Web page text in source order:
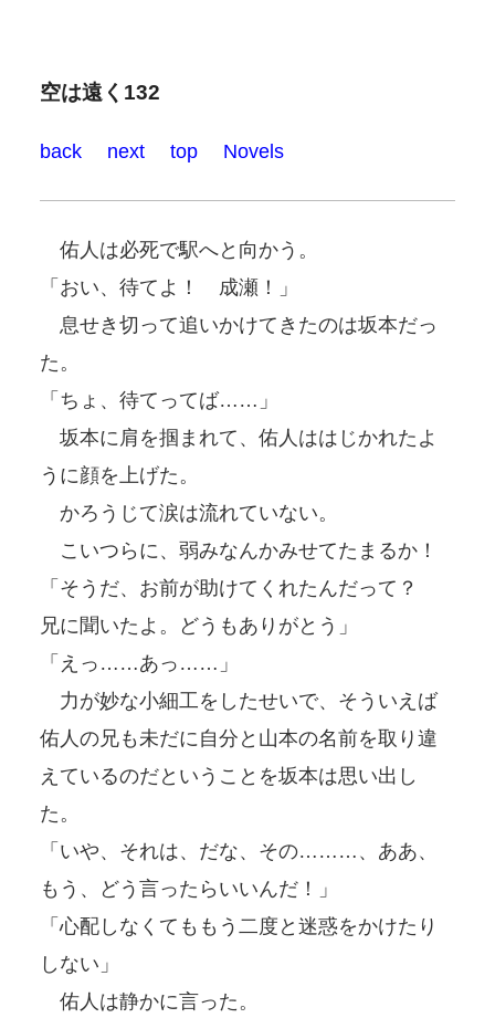
空は遠く132
back next top Novels
佑人は必死で駅へと向かう。
「おい、待てよ！ 成瀬！」
息せき切って追いかけてきたのは坂本だっ
た。
「ちょ、待てってば……」
坂本に肩を掴まれて、佑人ははじかれたよ
うに顔を上げた。
かろうじて涙は流れていない。
こいつらに、弱みなんかみせてたまるか！
「そうだ、お前が助けてくれたんだって？
兄に聞いたよ。どうもありがとう」
「えっ……あっ……」
力が妙な小細工をしたせいで、そういえば
佑人の兄も未だに自分と山本の名前を取り違
えているのだということを坂本は思い出し
た。
「いや、それは、だな、その………、ああ、
もう、どう言ったらいいんだ！」
「心配しなくてももう二度と迷惑をかけたり
しない」
佑人は静かに言った。